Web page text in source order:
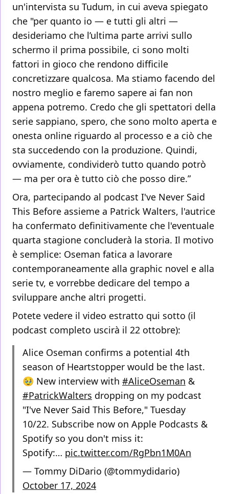
un'intervista su Tudum, in cui aveva spiegato
che "per quanto io — e tutti gli altri —
desideriamo che l’ultima parte arrivi sullo
schermo il prima possibile, ci sono molti
fattori in gioco che rendono difficile
concretizzare qualcosa. Ma stiamo facendo del
nostro meglio e faremo sapere ai fan non
appena potremo. Credo che gli spettatori della
serie sappiano, spero, che sono molto aperta e
onesta online riguardo al processo e a ciò che
sta succedendo con la produzione. Quindi,
ovviamente, condividerò tutto quando potrò
— ma per ora è tutto ciò che posso dire.”
Ora, partecipando al podcast I've Never Said
This Before assieme a Patrick Walters, l'autrice
ha confermato definitivamente che l'eventuale
quarta stagione concluderà la storia. Il motivo
è semplice: Oseman fatica a lavorare
contemporaneamente alla graphic novel e alla
serie tv, e vorrebbe dedicare del tempo a
sviluppare anche altri progetti.
Potete vedere il video estratto qui sotto (il
podcast completo uscirà il 22 ottobre):
Alice Oseman confirms a potential 4th
season of Heartstopper would be the last.
🥹 New interview with #AliceOseman &
#PatrickWalters dropping on my podcast
"I've Never Said This Before," Tuesday
10/22. Subscribe now on Apple Podcasts &
Spotify so you don't miss it:
Spotify:… pic.twitter.com/RgPbn1M0An
— Tommy DiDario (@tommydidario)
October 17, 2024